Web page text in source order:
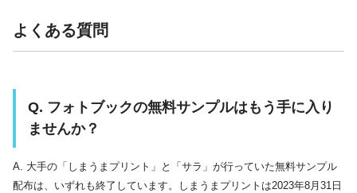
よくある質問
Q. フォトブックの無料サンプルはもう手に入り
ませんか？
A. 大手の「しまうまプリント」と「サラ」が行っていた無料サンプル
配布は、いずれも終了しています。しまうまプリントは2023年8月31日